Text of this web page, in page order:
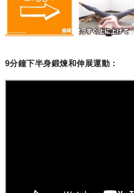
9分鐘下半身鍛煉和伸展運動：